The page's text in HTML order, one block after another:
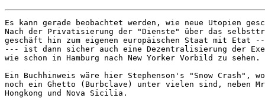
Es kann gerade beobachtet werden, wie neue Utopien
Nach der Privatisierung der "Dienste" über das
geschäft hin zum eigenen europäischen Staat mit Etat
--- ist dann sicher auch eine Dezentralisierung der
wie schon in Hamburg nach New Yorker Vorbild zu sehen.
Ein Buchhinweis wäre hier Stephenson's "Snow Crash",
noch ein Ghetto (Burbclave) unter vielen sind, neben
Hongkong und Nova Sicilia.